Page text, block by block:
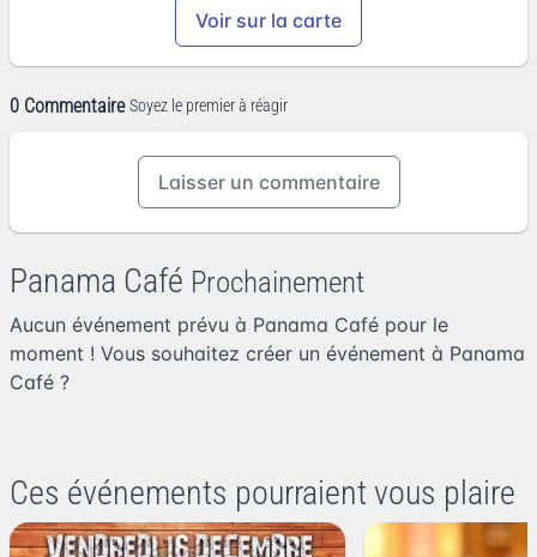
Voir sur la carte
0 Commentaire Soyez le premier à réagir
Laisser un commentaire
Panama Café Prochainement
Aucun événement prévu à Panama Café pour le
moment ! Vous souhaitez créer un événement à Panama
Café ?
Ces événements pourraient vous plaire